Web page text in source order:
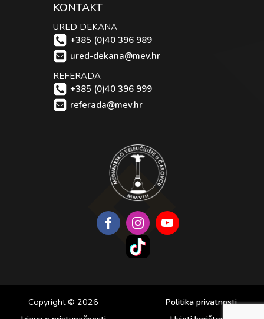
KONTAKT
URED DEKANA
+385 (0)40 396 989
ured-dekana@mev.hr
REFERADA
+385 (0)40 396 999
referada@mev.hr
Copyright © 2026
Politika privatnosti